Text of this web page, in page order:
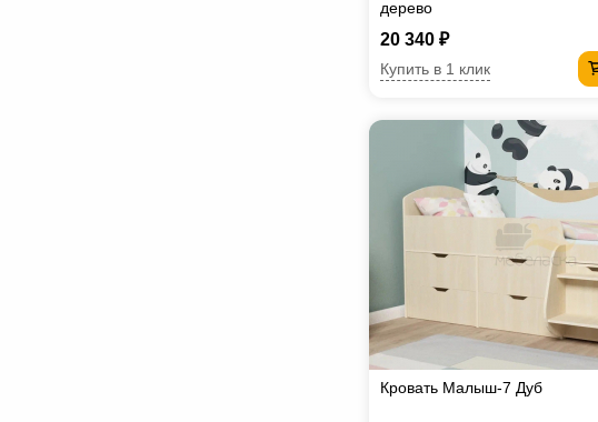
дерево
20 340 ₽
Купить в 1 клик
Кровать Малыш-7 Дуб